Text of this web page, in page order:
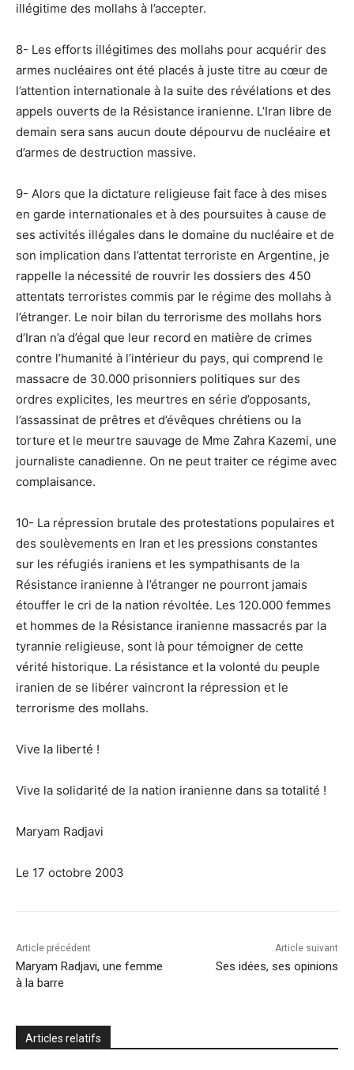
illégitime des mollahs à l’accepter.
8- Les efforts illégitimes des mollahs pour acquérir des
armes nucléaires ont été placés à juste titre au cœur de
l’attention internationale à la suite des révélations et des
appels ouverts de la Résistance iranienne. L’Iran libre de
demain sera sans aucun doute dépourvu de nucléaire et
d’armes de destruction massive.
9- Alors que la dictature religieuse fait face à des mises
en garde internationales et à des poursuites à cause de
ses activités illégales dans le domaine du nucléaire et de
son implication dans l’attentat terroriste en Argentine, je
rappelle la nécessité de rouvrir les dossiers des 450
attentats terroristes commis par le régime des mollahs à
l’étranger. Le noir bilan du terrorisme des mollahs hors
d’Iran n’a d’égal que leur record en matière de crimes
contre l’humanité à l’intérieur du pays, qui comprend le
massacre de 30.000 prisonniers politiques sur des
ordres explicites, les meurtres en série d’opposants,
l’assassinat de prêtres et d’évêques chrétiens ou la
torture et le meurtre sauvage de Mme Zahra Kazemi, une
journaliste canadienne. On ne peut traiter ce régime avec
complaisance.
10- La répression brutale des protestations populaires et
des soulèvements en Iran et les pressions constantes
sur les réfugiés iraniens et les sympathisants de la
Résistance iranienne à l’étranger ne pourront jamais
étouffer le cri de la nation révoltée. Les 120.000 femmes
et hommes de la Résistance iranienne massacrés par la
tyrannie religieuse, sont là pour témoigner de cette
vérité historique. La résistance et la volonté du peuple
iranien de se libérer vaincront la répression et le
terrorisme des mollahs.
Vive la liberté !
Vive la solidarité de la nation iranienne dans sa totalité !
Maryam Radjavi
Le 17 octobre 2003
Article précédent
Maryam Radjavi, une femme
à la barre
Article suivant
Ses idées, ses opinions
Articles relatifs